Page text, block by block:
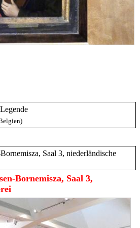
Saal 3, niederländische
Bornemisza, Saal 3,